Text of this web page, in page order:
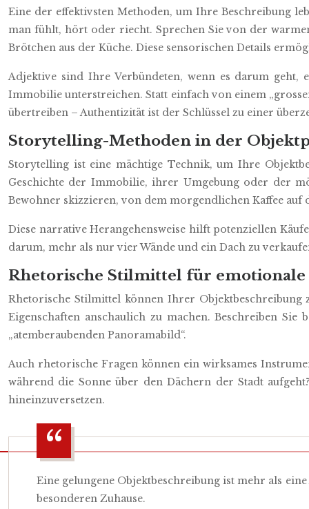
Eine der effektivsten Methoden, um Ihre Beschreibung
man fühlt, hört oder riecht. Sprechen Sie von der
Brötchen aus der Küche. Diese sensorischen Details
Adjektive sind Ihre Verbündeten, wenn es darum
Immobilie unterstreichen. Statt einfach von einem
übertreiben – Authentizität ist der Schlüssel zu einer
Storytelling-Methoden in der
Storytelling ist eine mächtige Technik, um Ihre
Geschichte der Immobilie, ihrer Umgebung oder der
Bewohner skizzieren, von dem morgendlichen Kaffee
Diese narrative Herangehensweise hilft potenziellen
darum, mehr als nur vier Wände und ein Dach zu
Rhetorische Stilmittel für emotionale
Rhetorische Stilmittel können Ihrer Objektbeschreibung
Eigenschaften anschaulich zu machen. Beschreiben
„atemberaubenden Panoramabild“.
Auch rhetorische Fragen können ein wirksames
während die Sonne über den Dächern der Stadt
hineinzuversetzen.
Eine gelungene Objektbeschreibung ist mehr als
besonderen Zuhause.